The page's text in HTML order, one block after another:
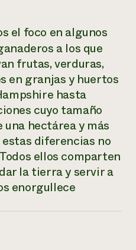
un
Llame a la
directa de
1-800-346-
el foco en algunos
a los que
frutas, verduras,
en granjas y huertos
hasta
cuyo tamaño
hectárea y más
diferencias no
ellos comparten
la tierra y servir a
enorgullece